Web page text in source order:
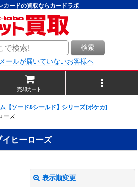
カードの買取ならカードラボ
検索
ールが届いていないお客様へ
売却カート
【ソード&シールド】シリーズ[ポケカ]
ーズ
ヒーローズ
表示順変更